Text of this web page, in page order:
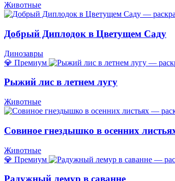
Животные
Добрый Диплодок в Цветущем Саду
Динозавры
💎 Премиум
Рыжий лис в летнем лугу
Животные
Совиное гнездышко в осенних
Животные
💎 Премиум
Радужный лемур в саванне